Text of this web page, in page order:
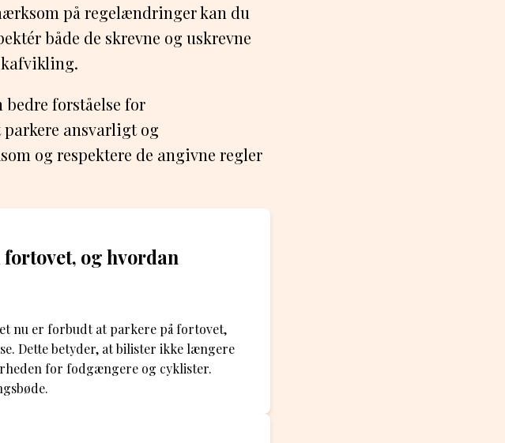
på regelændringer kan du
både de skrevne og uskrevne
forståelse for
ansvarligt og
og respektere de angivne regler
og hvordan
nu er forbudt at parkere på fortovet,
Dette betyder, at bilister ikke længere
for fodgængere og cyklister.